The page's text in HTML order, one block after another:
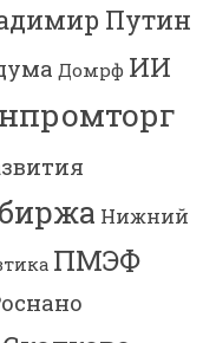
Путин
Домрф ИИ
Нижний
ПМЭФ